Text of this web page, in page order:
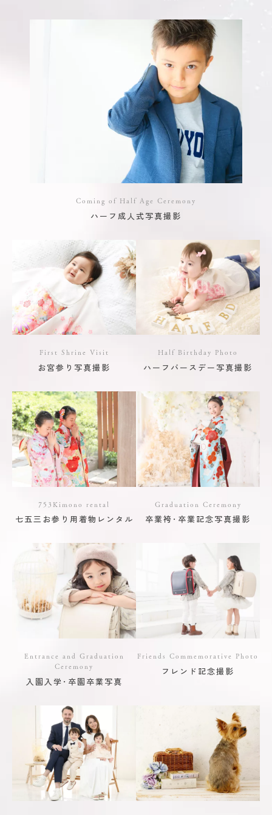
Coming of Half Age Ceremony
ハーフ成人式写真撮影
First Shrine Visit
お宮参り写真撮影
Half Birthday Photo
ハーフバースデー写真撮影
753Kimono rental
七五三お参り用着物レンタル
Graduation Ceremony
卒業袴･卒業記念写真撮影
Entrance and Graduation
Ceremony
入園入学･卒園卒業写真
Friends Commemorative Photo
フレンド記念撮影